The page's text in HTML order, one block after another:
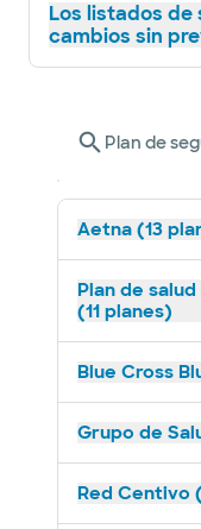
Los listados de
cambios sin
Plan de
Aetna (13
Plan de
(11 planes)
Blue Cross
Grupo de
Red Centivo